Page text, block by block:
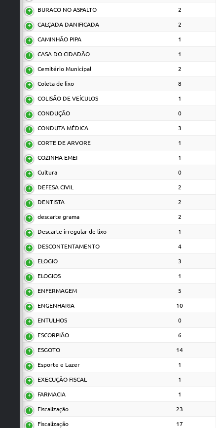
BURACO NO ASFALTO 2
CALÇADA DANIFICADA 2
CAMINHÃO PIPA 1
CASA DO CIDADÃO 1
Cemitério Municipal 2
Coleta de lixo 8
COLISÃO DE VEÍCULOS 1
CONDUÇÃO 0
CONDUTA MÉDICA 3
CORTE DE ARVORE 1
COZINHA EMEI 1
Cultura 0
DEFESA CIVIL 2
DENTISTA 2
descarte grama 2
Descarte irregular de lixo 1
DESCONTENTAMENTO 4
ELOGIO 3
ELOGIOS 1
ENFERMAGEM 5
ENGENHARIA 10
ENTULHOS 0
ESCORPIÃO 6
ESGOTO 14
Esporte e Lazer 1
EXECUÇÃO FISCAL 1
FARMACIA 1
Fiscalização 23
Fiscalização 17